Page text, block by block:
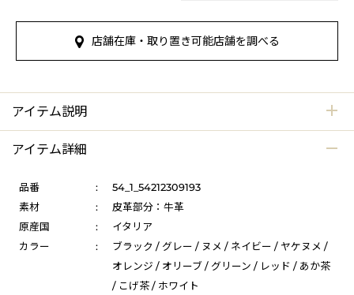
店舗在庫・取り置き可能店舗を調べる
アイテム説明
アイテム詳細
品番 :
54_1_54212309193
素材
:
皮革部分：牛革
原産国
:
イタリア
カラー
:
ブラック / グレー / ヌメ / ネイビー / ヤケヌメ /
オレンジ / オリーブ / グリーン / レッド / あか茶
/ こげ茶 / ホワイト